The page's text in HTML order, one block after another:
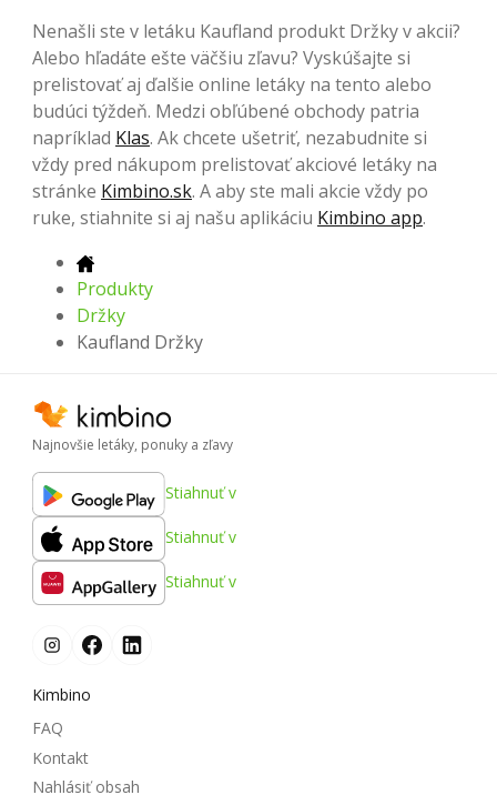
Nenašli ste v letáku Kaufland produkt Držky v akcii?
Alebo hľadáte ešte väčšiu zľavu? Vyskúšajte si
prelistovať aj ďalšie online letáky na tento alebo
budúci týždeň. Medzi obľúbené obchody patria
napríklad Klas. Ak chcete ušetriť, nezabudnite si
vždy pred nákupom prelistovať akciové letáky na
stránke Kimbino.sk. A aby ste mali akcie vždy po
ruke, stiahnite si aj našu aplikáciu Kimbino app.
Produkty
Držky
Kaufland Držky
Najnovšie letáky, ponuky a zľavy
Stiahnuť v
Stiahnuť v
Stiahnuť v
Kimbino
FAQ
Kontakt
Nahlásiť obsah